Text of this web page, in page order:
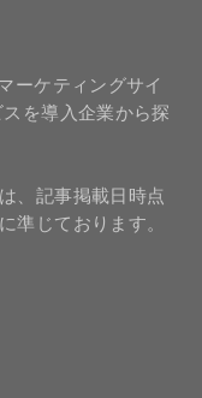
ーケティングサイ
を導入企業から探
、記事掲載日時点
準じております。